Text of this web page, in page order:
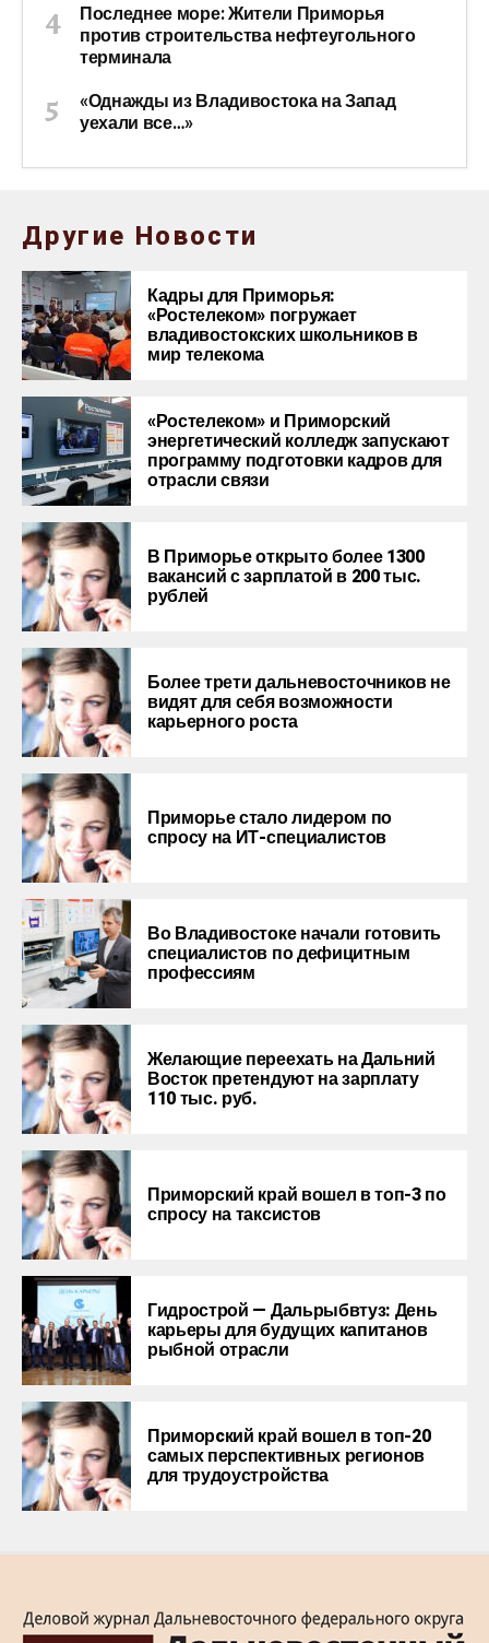
Последнее море: Жители Приморья
против строительства нефтеугольного
терминала
«Однажды из Владивостока на Запад
уехали все…»
Другие Новости
Кадры для Приморья:
«Ростелеком» погружает
владивостокских школьников в
мир телекома
«Ростелеком» и Приморский
энергетический колледж запускают
программу подготовки кадров для
отрасли связи
В Приморье открыто более 1300
вакансий с зарплатой в 200 тыс.
рублей
Более трети дальневосточников не
видят для себя возможности
карьерного роста
Приморье стало лидером по
спросу на ИТ-специалистов
Во Владивостоке начали готовить
специалистов по дефицитным
профессиям
Желающие переехать на Дальний
Восток претендуют на зарплату
110 тыс. руб.
Приморский край вошел в топ-3 по
спросу на таксистов
Гидрострой — Дальрыбвтуз: День
карьеры для будущих капитанов
рыбной отрасли
Приморcкий край вошел в топ-20
самых перспективных регионов
для трудоустройства